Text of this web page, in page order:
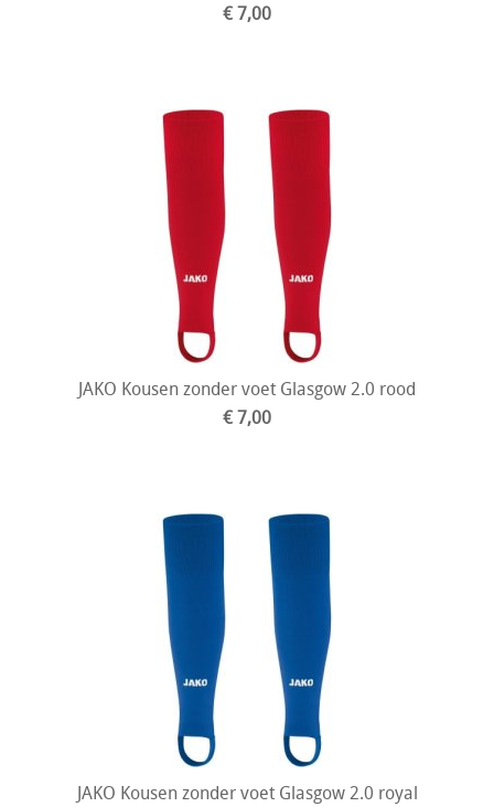
€ 7,00
JAKO Kousen zonder voet Glasgow 2.0 rood
€ 7,00
JAKO Kousen zonder voet Glasgow 2.0 royal